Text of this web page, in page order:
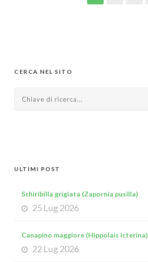
CERCA NEL SITO
ULTIMI POST
Schiribilla grigiata (Zapornia pusilla)
25 Lug 2026
Canapino maggiore (Hippolais icterina)
22 Lug 2026